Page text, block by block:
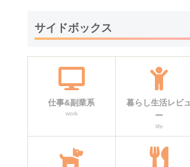
サイドボックス
仕事&副業系
work
暮らし生活レビュ
ー
life